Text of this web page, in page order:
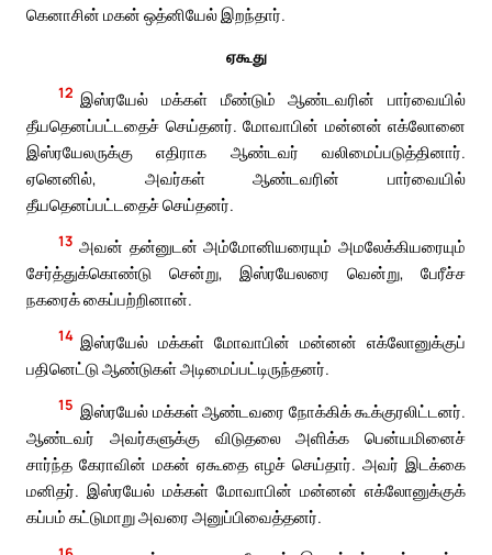
கெனாசின் மகன் ஒத்னியேல் இறந்தார்.
ஏகூது
12 இஸ்ரயேல் மக்கள் மீண்டும் ஆண்டவரின் பார்வையில்
தீயதெனப்பட்டதைச் செய்தனர். மோவாபின் மன்னன் எக்லோனை
இஸ்ரயேலருக்கு எதிராக ஆண்டவர் வலிமைப்படுத்தினார்.
ஏனெனில், அவர்கள் ஆண்டவரின் பார்வையில்
தீயதெனப்பட்டதைச் செய்தனர்.
13 அவன் தன்னுடன் அம்மோனியரையும் அமலேக்கியரையும்
சேர்த்துக்கொண்டு சென்று, இஸ்ரயேலரை வென்று, பேரீச்ச
நகரைக் கைப்பற்றினான்.
14 இஸ்ரயேல் மக்கள் மோவாபின் மன்னன் எக்லோனுக்குப்
பதினெட்டு ஆண்டுகள் அடிமைப்பட்டிருந்தனர்.
15 இஸ்ரயேல் மக்கள் ஆண்டவரை நோக்கிக் கூக்குரலிட்டனர்.
ஆண்டவர் அவர்களுக்கு விடுதலை அளிக்க பென்யமினைச்
சார்ந்த கேராவின் மகன் ஏகூதை எழச் செய்தார். அவர் இடக்கை
மனிதர். இஸ்ரயேல் மக்கள் மோவாபின் மன்னன் எக்லோனுக்குக்
கப்பம் கட்டுமாறு அவரை அனுப்பிவைத்தனர்.